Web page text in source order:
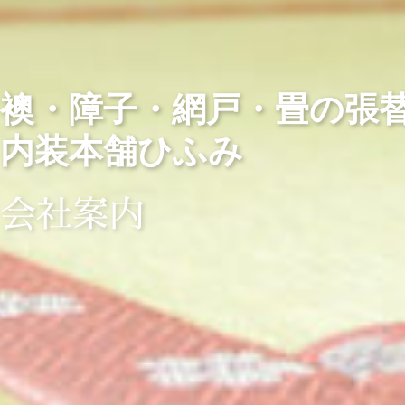
襖・障子・網戸・畳の
内装本舗ひふみ
会社案内